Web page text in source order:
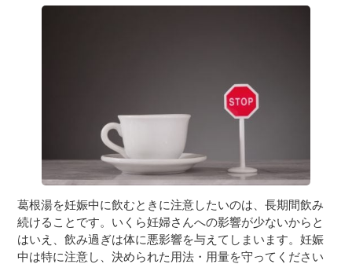
葛根湯を妊娠中に飲むときに注意したいのは、長期間飲み
続けることです。いくら妊婦さんへの影響が少ないからと
はいえ、飲み過ぎは体に悪影響を与えてしまいます。妊娠
中は特に注意し、決められた用法・用量を守ってください